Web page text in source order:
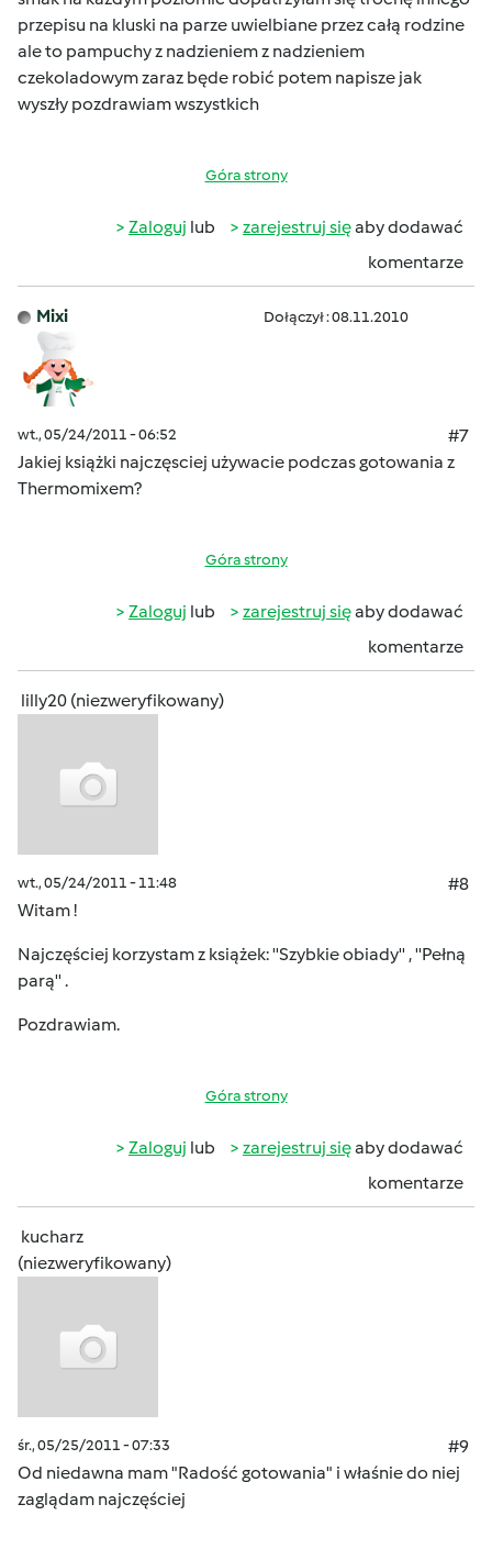
przepisu na kluski na parze uwielbiane przez całą rodzine
ale to pampuchy z nadzieniem z nadzieniem
czekoladowym zaraz będe robić potem napisze jak
wyszły pozdrawiam wszystkich
Góra strony
Zaloguj lub zarejestruj sięaby dodawać
komentarze
Mixi Dołączył : 08.11.2010
wt., 05/24/2011 - 06:52
#7
Jakiej książki najczęsciej używacie podczas gotowania z
Thermomixem?
Góra strony
Zaloguj lub zarejestruj sięaby dodawać
komentarze
lilly20 (niezweryfikowany)
wt., 05/24/2011 - 11:48
#8
Witam !
Najczęściej korzystam z książek: ''Szybkie obiady'' , ''Pełną
parą'' .
Pozdrawiam.
Góra strony
Zaloguj lub zarejestruj sięaby dodawać
komentarze
kucharz
(niezweryfikowany)
śr., 05/25/2011 - 07:33
#9
Od niedawna mam "Radość gotowania" i właśnie do niej
zaglądam najczęściej